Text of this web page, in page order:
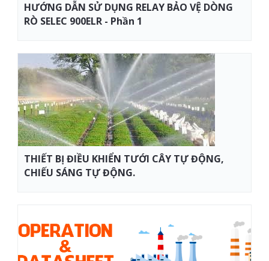
HƯỚNG DẪN SỬ DỤNG RELAY BẢO VỆ DÒNG
RÒ SELEC 900ELR - Phần 1
THIẾT BỊ ĐIỀU KHIỂN TƯỚI CÂY TỰ ĐỘNG,
CHIẾU SÁNG TỰ ĐỘNG.